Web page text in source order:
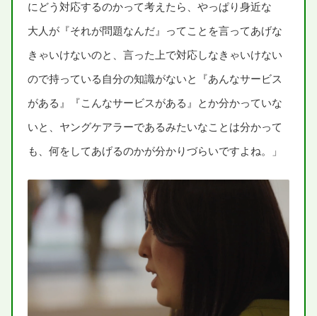
にどう 対応するのかって考えたら、やっぱり身近な
大人 が『それが問題なんだ』ってことを言ってあげな
きゃいけないのと、 言った 上で対応しなきゃいけない
ので持っている 自分の知識がないと『あんなサービス
がある』『こんなサービスがある』とか分かっていな
いと、ヤングケアラーであるみたいなことは分かって
も、 何をしてあげるのかが分かりづらいですよね。」